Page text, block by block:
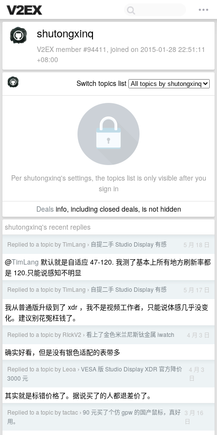
shutongxinq
V2EX member #94411, joined on 2015-01-28 22:51:11
+08:00
Switch topics list
Per shutongxinq's settings, the topics list is only visible after you
sign in
Dealsinfo, including closed deals, is not hidden
shutongxinq's recent replies
Replied to a topic by TimLang › 自提二手 Studio Display 有感 5 月 18 日
@TimLang 默认就是自适应 47-120. 我测了基本上所有地方刷新率都
是 120.只能说感知不明显
Replied to a topic by TimLang › 自提二手 Studio Display 有感 5 月 17 日
我从普通版升级到了 xdr ，我不是视频工作者，只能说体感几乎没变
化。建议别花冤枉钱了。
Replied to a topic by RIckV2 › 看上了金色米兰尼斯钛金属 iwatch 4 月 3 日
确实好看，但是没有银色适配的表带多
Replied to a topic by Leoa › VESA 版 Studio Display XDR 官方降价
3000 元
4 月 3
日
其实就是标错价格了。据说买了的人都退差价了。
Replied to a topic by tactac › 90 元买了个仿 gpw 的国产鼠标，真好
用。
3 月 16
日